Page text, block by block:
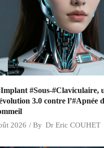
#Sous-#Claviculaire,
3.0 contre l’#Apnée
2026 By Dr Eric COUHET